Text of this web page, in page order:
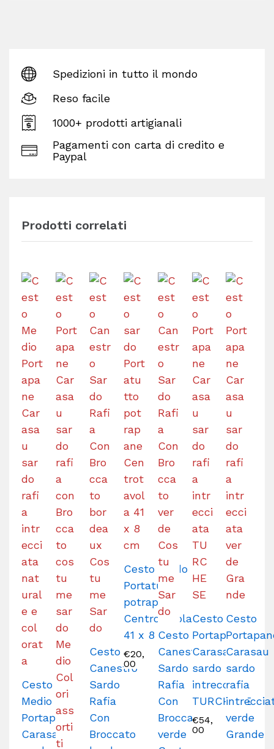
Spedizioni in tutto il mondo
Reso facile
1000+ prodotti artigianali
Pagamenti con carta di credito e
Paypal
Prodotti correlati
Cesto
Medio
Portapane
Carasau
Cesto
Canestro
Sardo
Rafia
Con
Broccato
Cesto sardo
Portatutto
potrapane
Centrotavola
41 x 8 cm
€20,
00
Cesto
Canestro
Sardo
Rafia
Con
Broccato
verde
Cesto
Portapane
Carasau
sardo rafia
intrecciata
TURCHESE
€54,
00
Cesto
Carasau
sardo
rafia
verde
Grande